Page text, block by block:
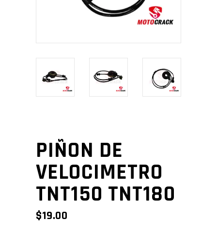
PIÑON DE
VELOCIMETRO
TNT150 TNT180
$19.00